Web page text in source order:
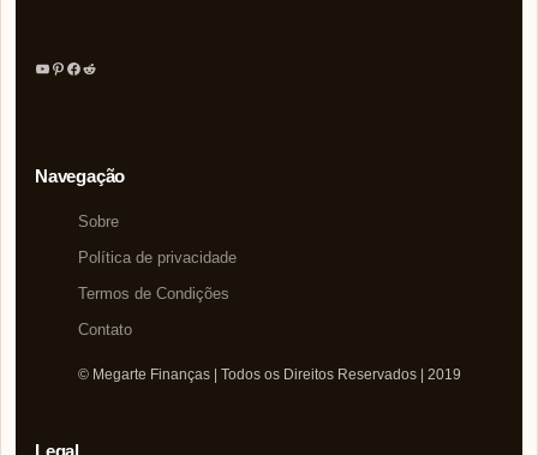
Youtube
Pinterest
Facebook
Reddit
Navegação
Sobre
Política de privacidade
Termos de Condições
Contato
© Megarte Finanças | Todos os Direitos Reservados | 2019
Legal